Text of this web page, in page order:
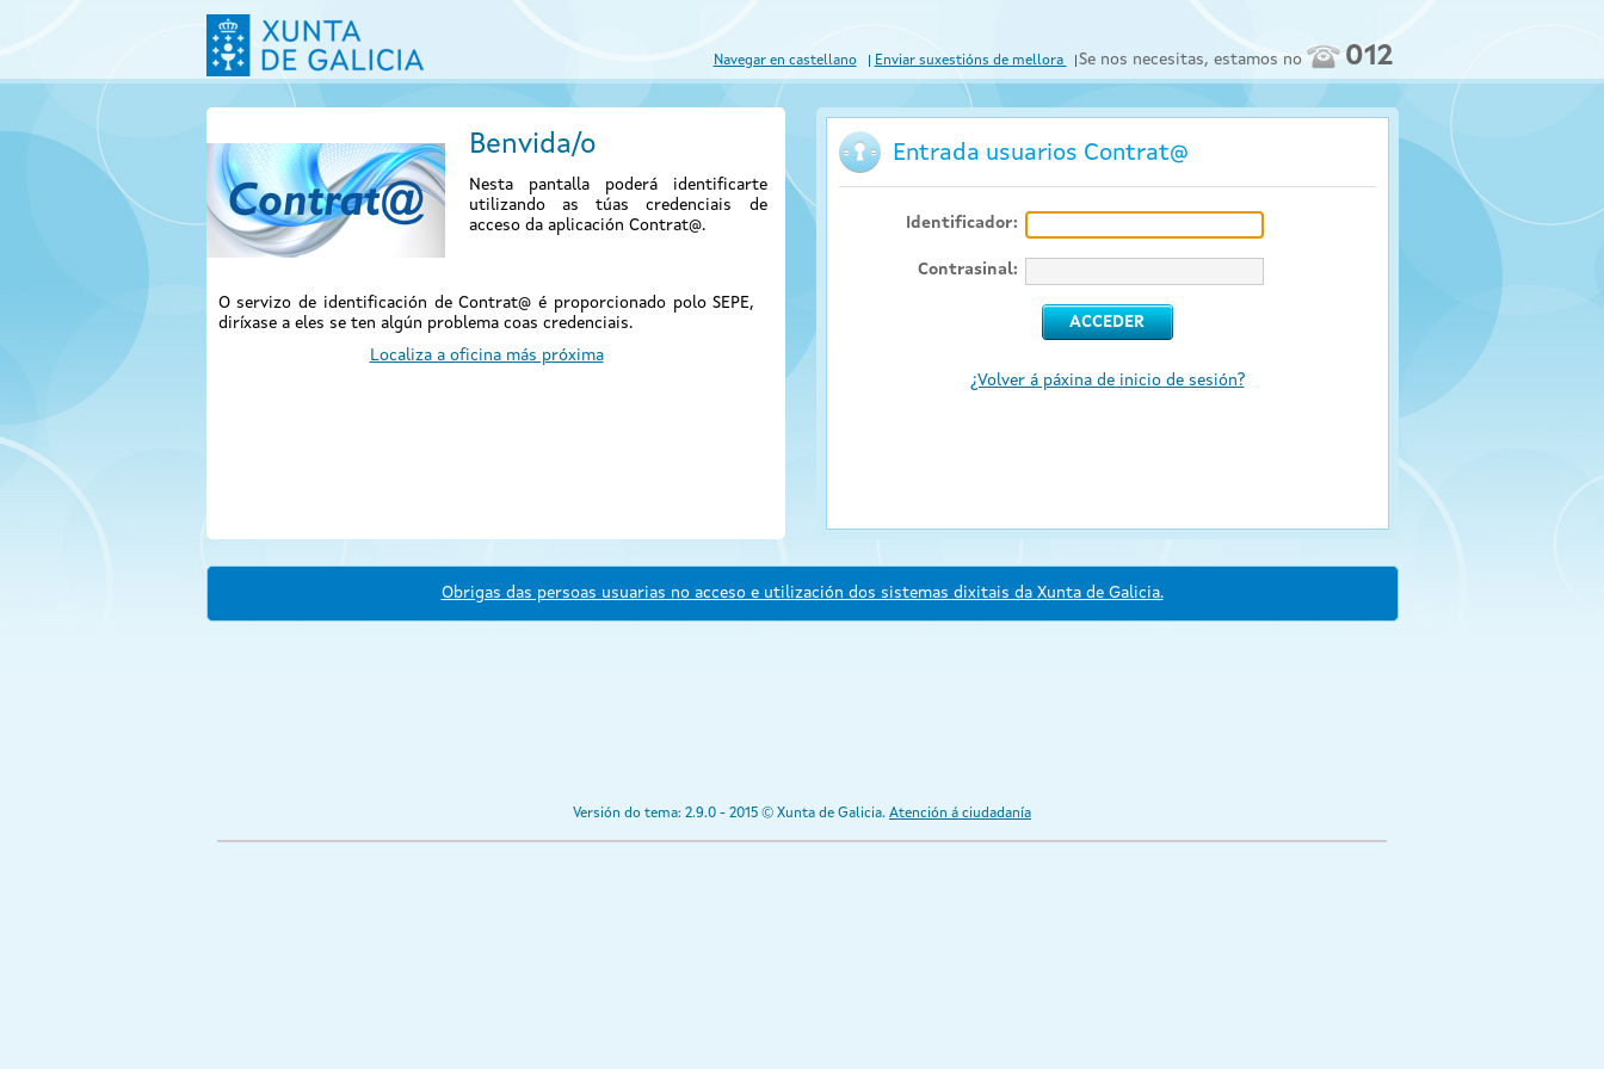
Navegar en castellano Enviar suxestións de mellora Se nos necesitas, estamos no 012
Benvida/o
Nesta pantalla poderá identificarte
utilizando as túas credenciais de
acceso da aplicación Contrat@.
O servizo de identificación de Contrat@ é proporcionado polo SEPE,
diríxase a eles se ten algún problema coas credenciais.
Localiza a oficina más próxima
Entrada usuarios Contrat@
Identificador:
Contrasinal:
¿Volver á páxina de inicio de sesión?
Obrigas das persoas usuarias no acceso e utilización dos sistemas dixitais da Xunta de Galicia.
Versión do tema: 2.9.0 - 2015 © Xunta de Galicia. Atención á ciudadanía